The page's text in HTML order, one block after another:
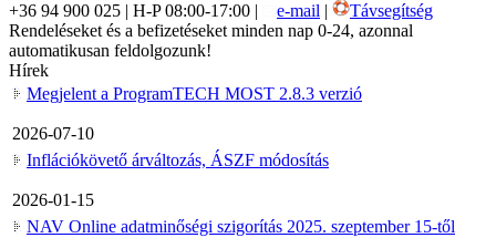
+36 94 900 025 | H-P 08:00-17:00 |
e-mail |
Távsegítség
Rendeléseket és a befizetéseket minden nap 0-24, azonnal
automatikusan feldolgozunk!
Hírek
Megjelent a ProgramTECH MOST 2.8.3 verzió
2026-07-10
Inflációkövető árváltozás, ÁSZF módosítás
2026-01-15
NAV Online adatminőségi szigorítás 2025. szeptember 15-től